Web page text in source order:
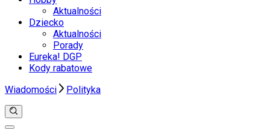
Aktualności
Dziecko
Aktualności
Porady
Eureka! DGP
Kody rabatowe
Wiadomości
Polityka